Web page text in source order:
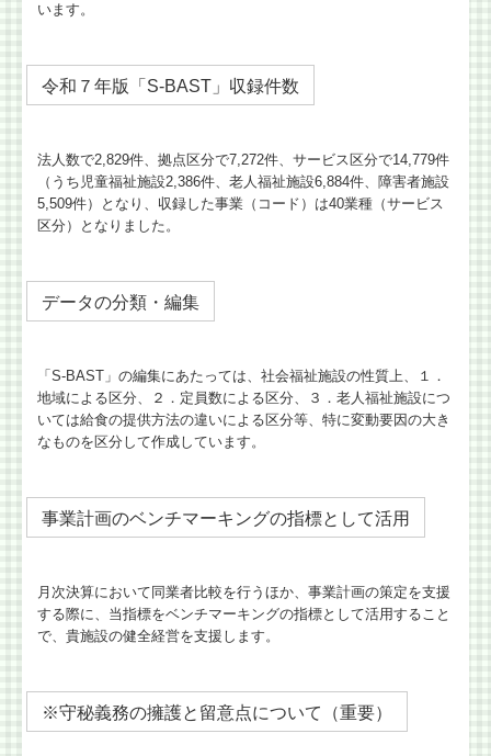
デジタル化・AI導入補助金
円満な相続・事業承継を支援
お客様紹介
金融機関の皆様へ
税務に関するＱ＆Ａ
税務カレンダー
問い合わせ
います。
令和７年版「S-BAST」収録件数
法人数で2,829件、拠点区分で7,272件、サービス区分で14,779件
（うち児童福祉施設2,386件、老人福祉施設6,884件、障害者施設
5,509件）となり、収録した事業（コード）は40業種（サービス
区分）となりました。
データの分類・編集
「S-BAST」の編集にあたっては、社会福祉施設の性質上、１．
地域による区分、２．定員数による区分、３．老人福祉施設につ
いては給食の提供方法の違いによる区分等、特に変動要因の大き
なものを区分して作成しています。
事業計画のベンチマーキングの指標として活用
月次決算において同業者比較を行うほか、事業計画の策定を支援
する際に、当指標をベンチマーキングの指標として活用すること
で、貴施設の健全経営を支援します。
※守秘義務の擁護と留意点について（重要）